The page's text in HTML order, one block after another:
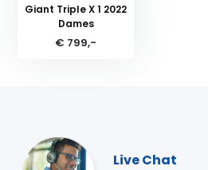
Giant Triple X 1 2022
Dames
€ 799,-
Live Chat